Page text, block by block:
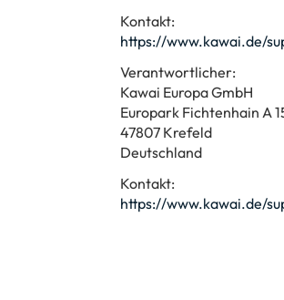
Kontakt:
https://www.kawai.de/
Verantwortlicher:
Kawai Europa GmbH
Europark Fichtenhain A
47807 Krefeld
Deutschland
Kontakt:
https://www.kawai.de/